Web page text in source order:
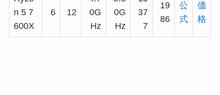
n 5 7
600X
6 12
0G
Hz
0G
Hz
37
7
19
86
公
式
価
格